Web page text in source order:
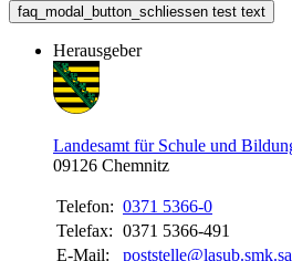
faq_modal_button_schliessen test text
Herausgeber
Landesamt für Schule und
09126 Chemnitz
Telefon: 0371 5366-0
Telefax: 0371 5366-491
E-Mail: